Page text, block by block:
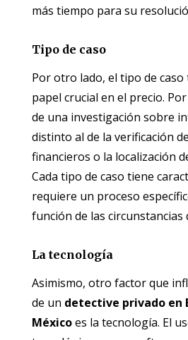
más tiempo para su
Tipo de caso
Por otro lado, el tipo de
papel crucial en el precio.
de una investigación sobre
distinto al de la verificación
financieros o la localización
Cada tipo de caso tiene
requiere un proceso
función de las circunstancias
La tecnología
Asimismo, otro factor que
de un detective privado en
Méxicoes la tecnología. El